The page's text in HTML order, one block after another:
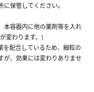
保管してください。
容器内に他の薬剤等を入れ
変わります。)
配合しているため、細粒の
が、効果には変わりありませ